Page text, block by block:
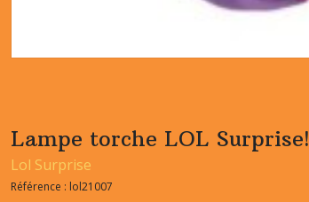
Lampe torche LOL Surprise!
Lol Surprise
Référence : lol21007